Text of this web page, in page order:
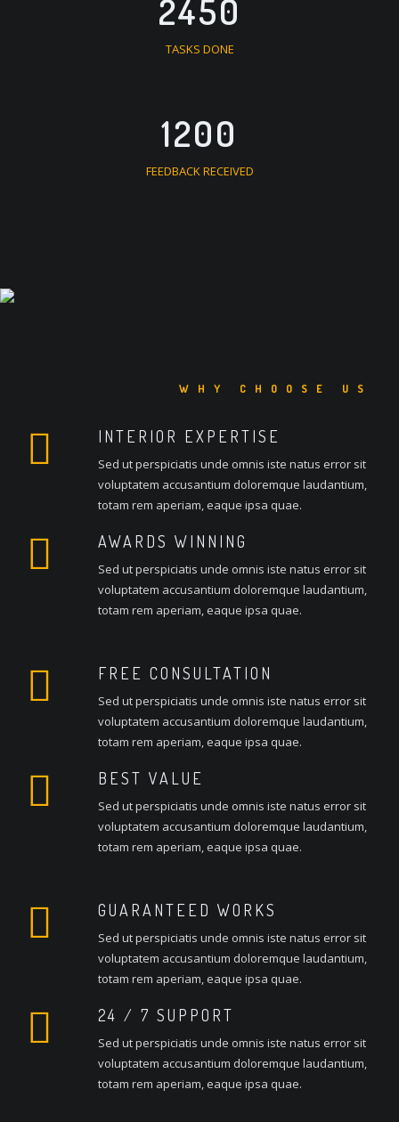
2450
TASKS DONE
1200
FEEDBACK RECEIVED
WHY CHOOSE US
INTERIOR EXPERTISE
Sed ut perspiciatis unde omnis iste natus error sit
voluptatem accusantium doloremque laudantium,
totam rem aperiam, eaque ipsa quae.
AWARDS WINNING
Sed ut perspiciatis unde omnis iste natus error sit
voluptatem accusantium doloremque laudantium,
totam rem aperiam, eaque ipsa quae.
FREE CONSULTATION
Sed ut perspiciatis unde omnis iste natus error sit
voluptatem accusantium doloremque laudantium,
totam rem aperiam, eaque ipsa quae.
BEST VALUE
Sed ut perspiciatis unde omnis iste natus error sit
voluptatem accusantium doloremque laudantium,
totam rem aperiam, eaque ipsa quae.
GUARANTEED WORKS
Sed ut perspiciatis unde omnis iste natus error sit
voluptatem accusantium doloremque laudantium,
totam rem aperiam, eaque ipsa quae.
24 / 7 SUPPORT
Sed ut perspiciatis unde omnis iste natus error sit
voluptatem accusantium doloremque laudantium,
totam rem aperiam, eaque ipsa quae.